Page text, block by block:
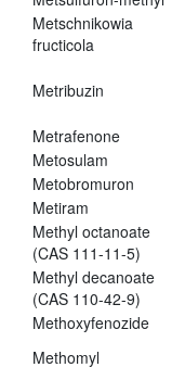
Metschnikowia
fructicola
Metribuzin
Metrafenone
Metosulam
Metobromuron
Metiram
Methyl octanoate
(CAS 111-11-5)
Methyl decanoate
(CAS 110-42-9)
Methoxyfenozide
Methomyl